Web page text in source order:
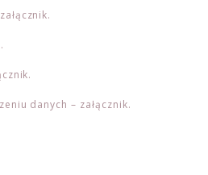
danych – załącznik.